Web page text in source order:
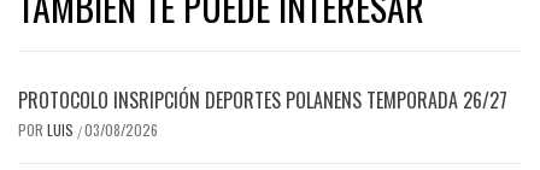
PROTOCOLO INSRIPCIÓN DEPORTES POLANENS TEMPORADA 26/27
POR LUIS /03/08/2026